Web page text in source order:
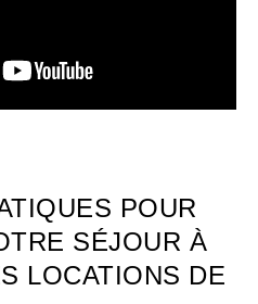
POUR
SÉJOUR À
LOCATIONS DE